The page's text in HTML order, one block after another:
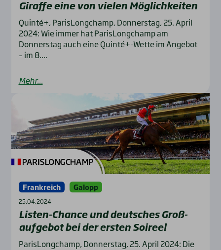
Giraf­fe eine von vie­len Mög­lich­kei­ten
Quinté+, ParisLongchamp, Donnerstag, 25. April
2024: Wie immer hat ParisLongchamp am
Donnerstag auch eine Quinté+-Wette im Angebot
– im 8....
Mehr...
Frankreich Galopp
25.04.2024
Lis­ten-Chan­ce und deut­sches Groß­
auf­ge­bot bei der ers­ten Soi­ree!
ParisLongchamp, Donnerstag, 25. April 2024: Die